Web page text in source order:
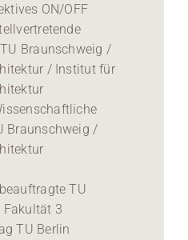
ON/OFF
Braunschweig /
/ Institut für
Braunschweig /
TU
Fakultät 3
TU Berlin